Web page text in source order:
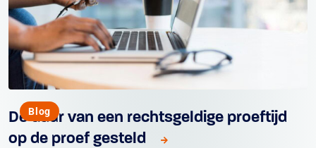
Blog
De duur van een rechtsgeldige proeftijd
op de proef gesteld